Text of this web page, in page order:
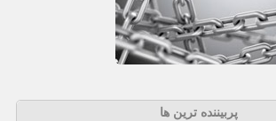
پربیننده ترین ها